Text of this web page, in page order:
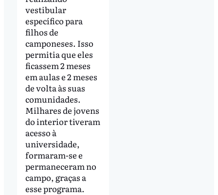
vestibular
específico para
filhos de
camponeses. Isso
permitia que eles
ficassem 2 meses
em aulas e 2 meses
de volta às suas
comunidades.
Milhares de jovens
do interior tiveram
acesso à
universidade,
formaram-se e
permaneceram no
campo, graças a
esse programa.